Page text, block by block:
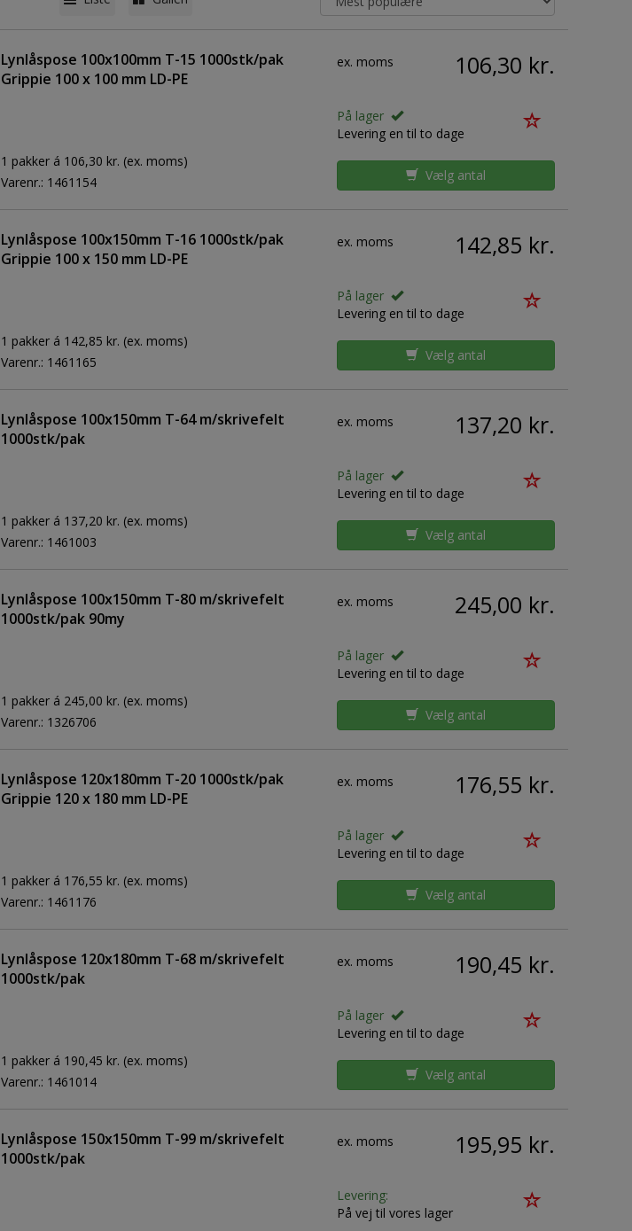
Lynlåspose 100x100mm T-15 1000stk/pak
Grippie 100 x 100 mm LD-PE
1 pakker á 106,30 kr. (ex. moms)
Varenr.: 1461154
ex. moms 106,30 kr.
På lager
Levering en til to dage
Vælg antal
Lynlåspose 100x150mm T-16 1000stk/pak
Grippie 100 x 150 mm LD-PE
1 pakker á 142,85 kr. (ex. moms)
Varenr.: 1461165
ex. moms 142,85 kr.
På lager
Levering en til to dage
Vælg antal
Lynlåspose 100x150mm T-64 m/skrivefelt
1000stk/pak
1 pakker á 137,20 kr. (ex. moms)
Varenr.: 1461003
ex. moms 137,20 kr.
På lager
Levering en til to dage
Vælg antal
Lynlåspose 100x150mm T-80 m/skrivefelt
1000stk/pak 90my
1 pakker á 245,00 kr. (ex. moms)
Varenr.: 1326706
ex. moms 245,00 kr.
På lager
Levering en til to dage
Vælg antal
Lynlåspose 120x180mm T-20 1000stk/pak
Grippie 120 x 180 mm LD-PE
1 pakker á 176,55 kr. (ex. moms)
Varenr.: 1461176
ex. moms 176,55 kr.
På lager
Levering en til to dage
Vælg antal
Lynlåspose 120x180mm T-68 m/skrivefelt
1000stk/pak
1 pakker á 190,45 kr. (ex. moms)
Varenr.: 1461014
ex. moms 190,45 kr.
På lager
Levering en til to dage
Vælg antal
Lynlåspose 150x150mm T-99 m/skrivefelt
1000stk/pak
ex. moms 195,95 kr.
Levering:
På vej til vores lager